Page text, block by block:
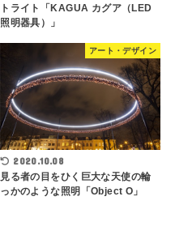
トライト「KAGUA カグア（LED
照明器具）」
アート・デザイン
2020.10.08
見る者の目をひく巨大な天使の輪
っかのような照明「Object O」